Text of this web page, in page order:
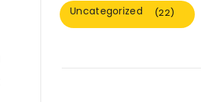
Uncategorized (22)